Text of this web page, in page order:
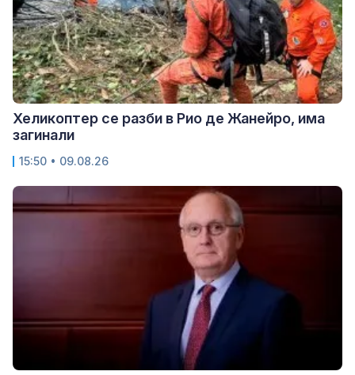
Хеликоптер се разби в Рио де Жанейро, има
загинали
15:50 • 09.08.26